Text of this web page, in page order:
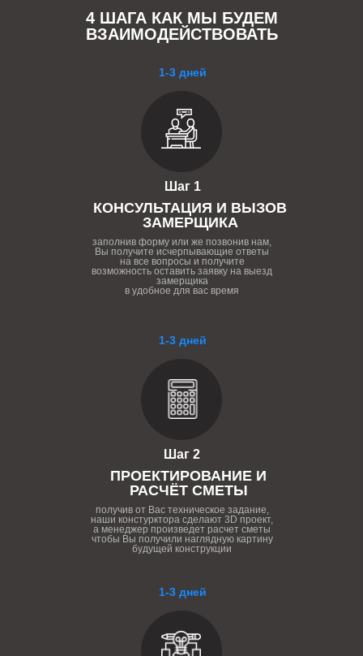
4 ШАГА КАК МЫ БУДЕМ
ВЗАИМОДЕЙСТВОВАТЬ
1-3 дней
1-3 дней
Шаг 2
ПРОЕКТИРОВАНИЕ И
РАСЧЁТ СМЕТЫ
получив от Вас техническое задание,
наши констурктора сделают 3D проект,
а менеджер произведет расчет сметы
чтобы Вы получили наглядную картину
будущей конструкции
1-3 дней
Шаг 1
КОНСУЛЬТАЦИЯ И ВЫЗОВ
ЗАМЕРЩИКА
заполнив форму или же позвонив нам,
Вы получите исчерпывающие ответы
на все вопросы и получите
возможность оставить заявку на выезд
замерщика
в удобное для вас время